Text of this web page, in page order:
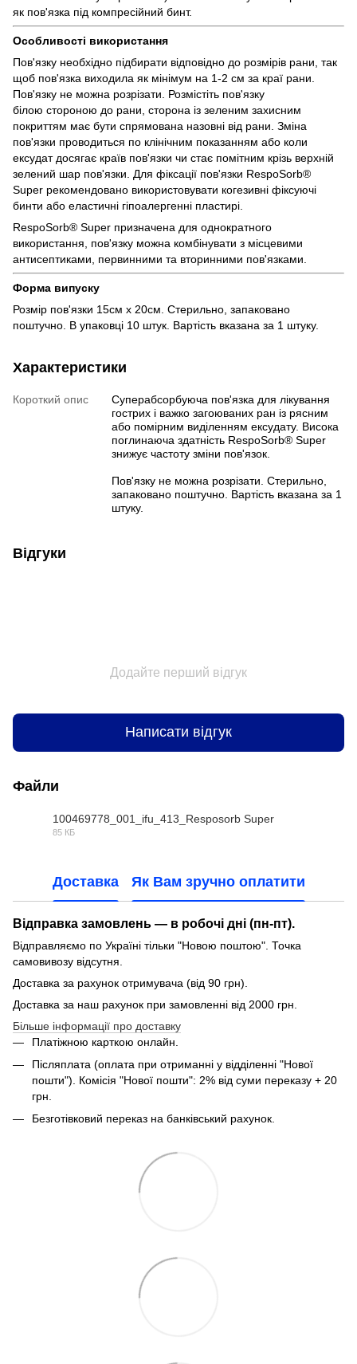
як пов'язка під компресійний бинт.
Особливості використання
Пов'язку необхідно підбирати відповідно до розмірів рани, так
щоб пов'язка виходила як мінімум на 1-2 см за краї рани.
Пов'язку не можна розрізати. Розмістіть пов'язку
білою стороною до рани, сторона із зеленим захисним
покриттям має бути спрямована назовні від рани. Зміна
пов'язки проводиться по клінічним показанням або коли
ексудат досягає країв пов'язки чи стає помітним крізь верхній
зелений шар пов'язки. Для фіксації пов'язки RespoSorb®
Super рекомендовано використовувати когезивні фіксуючі
бинти або еластичні гіпоалергенні пластирі.
RespoSorb® Super призначена для однократного
використання, пов'язку можна комбінувати з місцевими
антисептиками, первинними та вторинними пов'язками.
Форма випуску
Розмір пов'язки 15см х 20см. Стерильно, запаковано
поштучно. В упаковці 10 штук. Вартість вказана за 1 штуку.
Характеристики
Короткий опис
Суперабсорбуюча пов'язка для лікування
гострих і важко загоюваних ран із рясним
або помірним виділенням ексудату. Висока
поглинаюча здатність RespoSorb® Super
знижує частоту зміни пов'язок.
Пов'язку не можна розрізати. Стерильно,
запаковано поштучно. Вартість вказана за 1
штуку.
Відгуки
Додайте перший відгук
Написати відгук
Файли
100469778_001_ifu_413_Resposorb Super
85 КБ
Доставка Як Вам зручно оплатити
Відправка замовлень — в робочі дні (пн-пт).
Відправляємо по Україні тільки "Новою поштою". Точка
самовивозу відсутня.
Доставка за рахунок отримувача (від 90 грн).
Доставка за наш рахунок при замовленні від 2000 грн.
Більше інформації про доставку
Платіжною карткою онлайн.
Післяплата (оплата при отриманні у відділенні "Нової
пошти"). Комісія "Нової пошти": 2% від суми переказу + 20
грн.
Безготівковий переказ на банківський рахунок.